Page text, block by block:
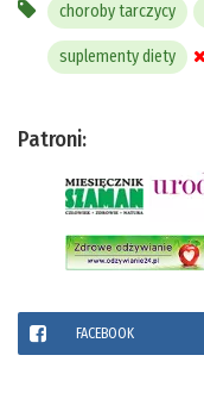
choroby tarczycy
suplementy diety
Patroni:
FACEBOOK